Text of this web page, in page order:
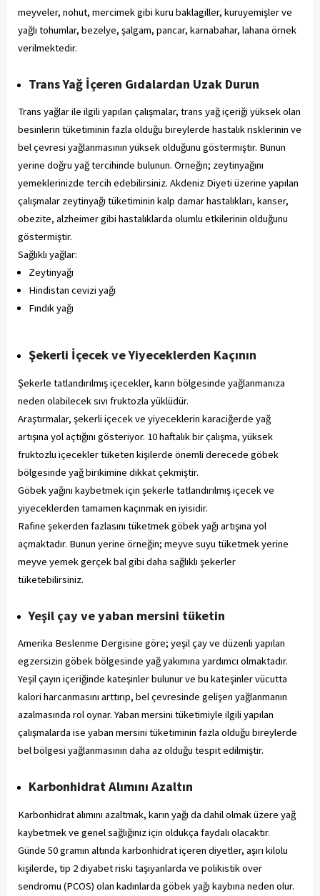
meyveler, nohut, mercimek gibi kuru baklagiller, kuruyemişler ve
yağlı tohumlar, bezelye, şalgam, pancar, karnabahar, lahana örnek
verilmektedir.
Trans Yağ İçeren Gıdalardan Uzak Durun
Trans yağlar ile ilgili yapılan çalışmalar, trans yağ içeriği yüksek olan
besinlerin tüketiminin fazla olduğu bireylerde hastalık risklerinin ve
bel çevresi yağlanmasının yüksek olduğunu göstermiştir. Bunun
yerine doğru yağ tercihinde bulunun. Örneğin; zeytinyağını
yemeklerinizde tercih edebilirsiniz. Akdeniz Diyeti üzerine yapılan
çalışmalar zeytinyağı tüketiminin kalp damar hastalıkları, kanser,
obezite, alzheimer gibi hastalıklarda olumlu etkilerinin olduğunu
göstermiştir.
Sağlıklı yağlar:
Zeytinyağı
Hindistan cevizi yağı
Fındık yağı
Şekerli İçecek ve Yiyeceklerden Kaçının
Şekerle tatlandırılmış içecekler, karın bölgesinde yağlanmanıza
neden olabilecek sıvı fruktozla yüklüdür.
Araştırmalar, şekerli içecek ve yiyeceklerin karaciğerde yağ
artışına yol açtığını gösteriyor. 10 haftalık bir çalışma, yüksek
fruktozlu içecekler tüketen kişilerde önemli derecede göbek
bölgesinde yağ birikimine dikkat çekmiştir.
Göbek yağını kaybetmek için şekerle tatlandırılmış içecek ve
yiyeceklerden tamamen kaçınmak en iyisidir.
Rafine şekerden fazlasını tüketmek göbek yağı artışına yol
açmaktadır. Bunun yerine örneğin; meyve suyu tüketmek yerine
meyve yemek gerçek bal gibi daha sağlıklı şekerler
tüketebilirsiniz.
Yeşil çay ve yaban mersini tüketin
Amerika Beslenme Dergisine göre; yeşil çay ve düzenli yapılan
egzersizin göbek bölgesinde yağ yakımına yardımcı olmaktadır.
Yeşil çayın içeriğinde kateşinler bulunur ve bu kateşinler vücutta
kalori harcanmasını arttırıp, bel çevresinde gelişen yağlanmanın
azalmasında rol oynar. Yaban mersini tüketimiyle ilgili yapılan
çalışmalarda ise yaban mersini tüketiminin fazla olduğu bireylerde
bel bölgesi yağlanmasının daha az olduğu tespit edilmiştir.
Karbonhidrat Alımını Azaltın
Karbonhidrat alımını azaltmak, karın yağı da dahil olmak üzere yağ
kaybetmek ve genel sağlığınız için oldukça faydalı olacaktır.
Günde 50 gramın altında karbonhidrat içeren diyetler, aşırı kilolu
kişilerde, tip 2 diyabet riski taşıyanlarda ve polikistik over
sendromu (PCOS) olan kadınlarda göbek yağı kaybına neden olur.